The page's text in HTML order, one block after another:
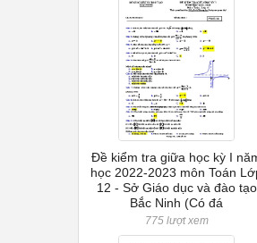
Đề kiểm tra giữa học kỳ I
học 2022-2023 môn Toán
12 - Sở Giáo dục và đào tạo
Bắc Ninh (Có đá
775 lượt xem